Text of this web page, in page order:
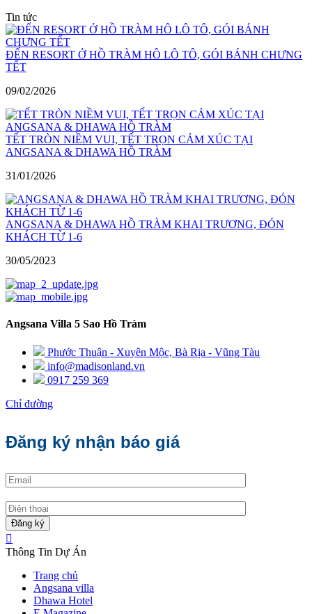
Tin tức
ĐẾN RESORT Ở HỒ TRÀM HÔ LÔ TÔ, GÓI BÁNH CHƯNG
TẾT
09/02/2026
TẾT TRÒN NIỀM VUI, TẾT TRỌN CẢM XÚC TẠI
ANGSANA & DHAWA HỒ TRÀM
31/01/2026
ANGSANA & DHAWA HỒ TRÀM KHAI TRƯƠNG, ĐÓN
KHÁCH TỪ 1-6
30/05/2023
Angsana Villa 5 Sao Hồ Tràm
Phước Thuận - Xuyên Mộc, Bà Rịa - Vũng Tàu
info@madisonland.vn
0917 259 369
Chỉ đường
Đăng ký nhận báo giá
Đăng ký
Thông Tin Dự Án
Trang chủ
Angsana villa
Dhawa Hotel